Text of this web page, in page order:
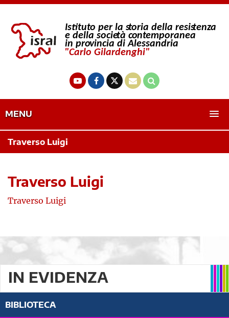
MENU
Traverso Luigi
Traverso Luigi
Traverso Luigi
IN EVIDENZA
BIBLIOTECA